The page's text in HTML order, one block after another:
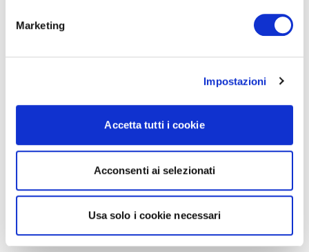
Marketing
Impostazioni
Accetta tutti i cookie
Acconsenti ai selezionati
Usa solo i cookie necessari